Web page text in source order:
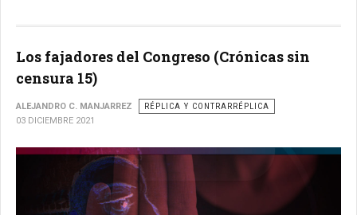
Los fajadores del Congreso (Crónicas sin
censura 15)
ALEJANDRO C. MANJARREZ
RÉPLICA Y CONTRARRÉPLICA
03 DICIEMBRE 2021